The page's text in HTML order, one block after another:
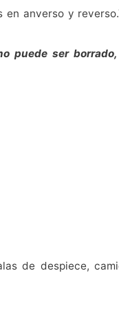
anverso y
puede ser
de despiece,